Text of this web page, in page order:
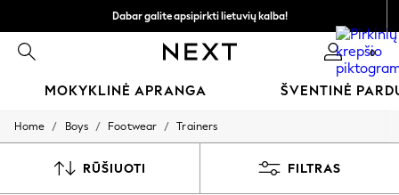
Dabar galite apsipirkti lietuvių kalba!
Greičiau ir saugiau,
atsiskaitymas naudojantis „Mokėjimas per banką“
0
MOKYKLINĖ APRANGA ŠVENTINĖ
SCHOOLWEAR
Shoes
Home / Boys / Footwear / Trainers
RŪŠIUOTI FILTRAS